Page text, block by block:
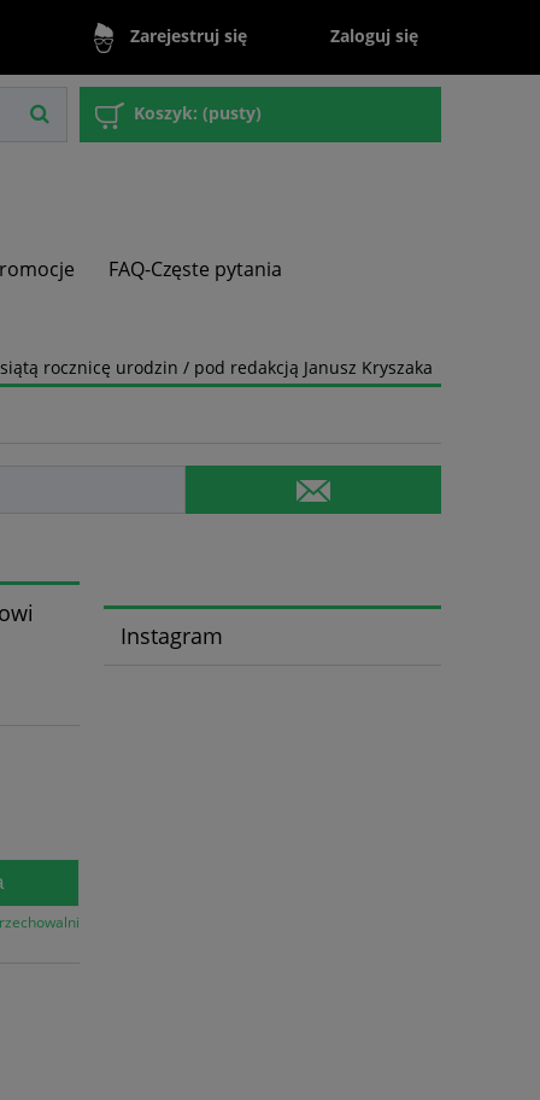
Zarejestruj się Zaloguj się
Koszyk: (pusty)
FAQ-Częste pytania
rocznicę urodzin / pod redakcją Janusz Kryszaka
Instagram